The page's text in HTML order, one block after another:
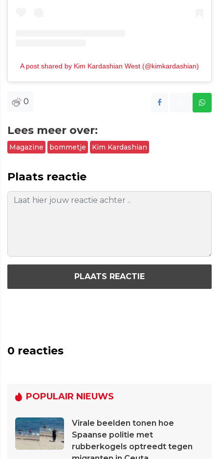
A post shared by Kim Kardashian West (@kimkardashian)
0
Lees meer over:
Magazine bommetje Kim Kardashian
Plaats reactie
PLAATS REACTIE
0 reacties
POPULAIR NIEUWS
Virale beelden tonen hoe
Spaanse politie met
rubberkogels optreedt tegen